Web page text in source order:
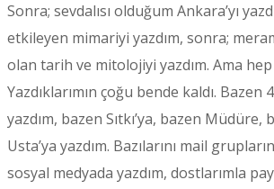
Sonra; sevdalısı olduğum Ankara’yı
etkileyen mimariyi yazdım, sonra;
olan tarih ve mitolojiyi yazdım. Ama hep
Yazdıklarımın çoğu bende kaldı. Bazen
yazdım, bazen Sıtkı’ya, bazen
Usta’ya yazdım. Bazılarını mail
sosyal medyada yazdım, dostlarımla